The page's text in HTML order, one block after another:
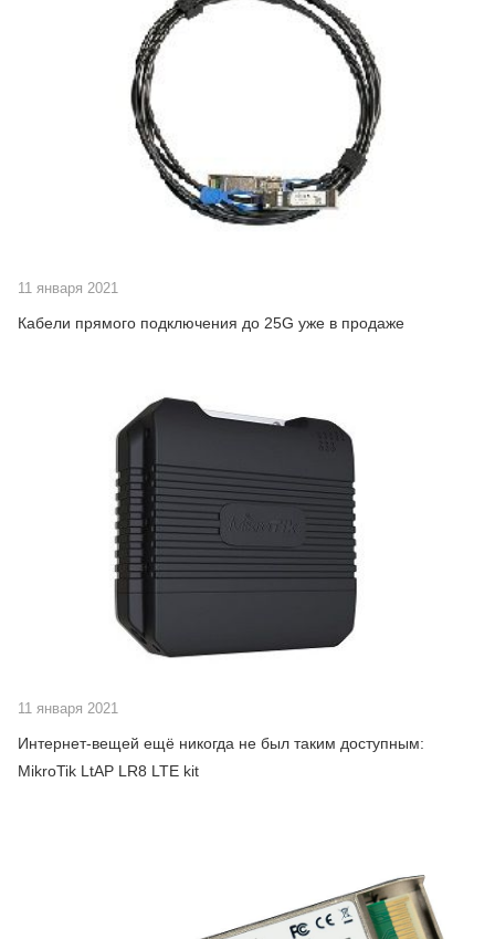
11 января 2021
Кабели прямого подключения до 25G уже в продаже
11 января 2021
Интернет-вещей ещё никогда не был таким доступным:
MikroTik LtAP LR8 LTE kit